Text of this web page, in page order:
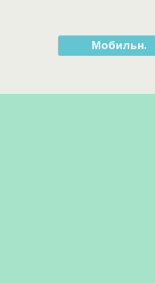
Мобильн.